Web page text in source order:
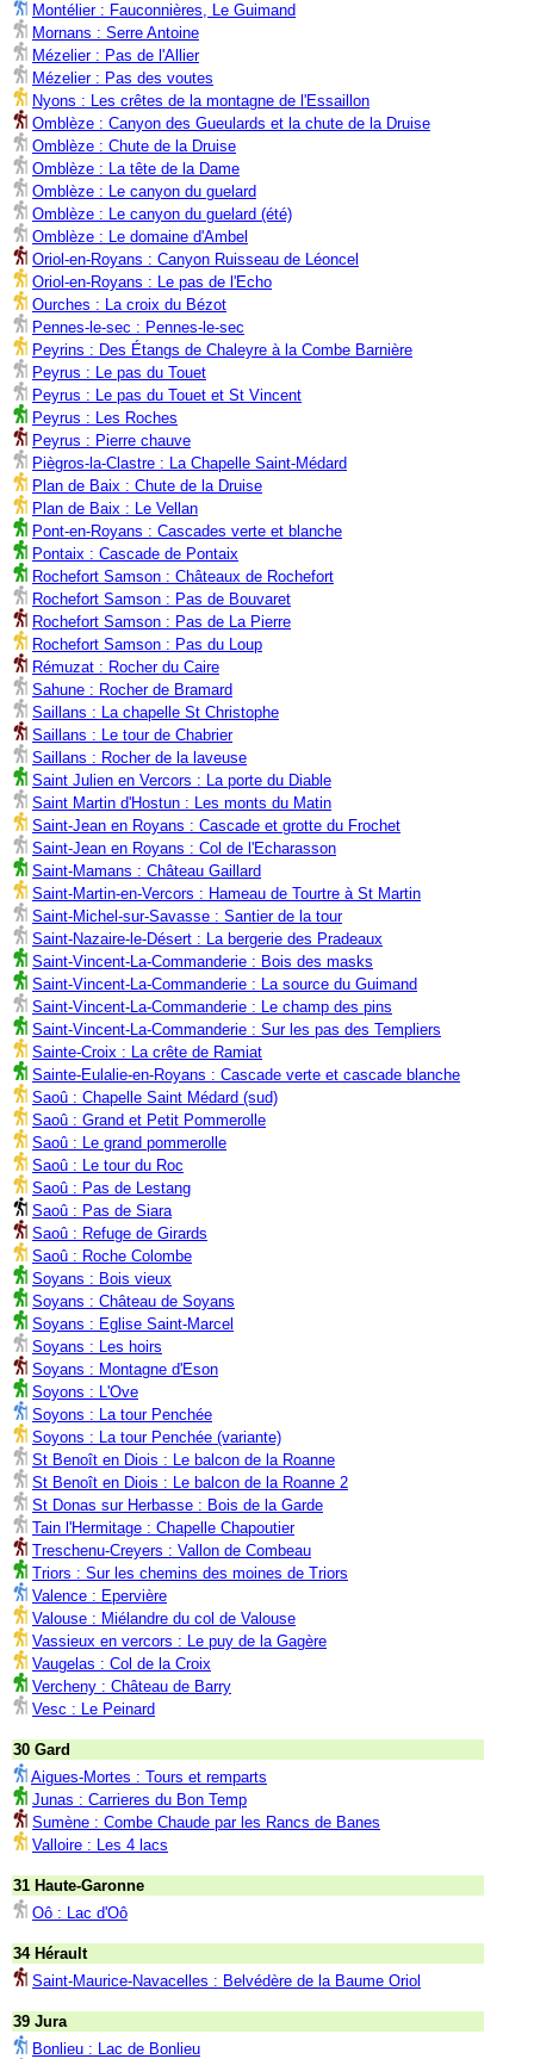
Montélier : Fauconnières, Le Guimand
Mornans : Serre Antoine
Mézelier : Pas de l'Allier
Mézelier : Pas des voutes
Nyons : Les crêtes de la montagne de l'Essaillon
Omblèze : Canyon des Gueulards et la chute de la Druise
Omblèze : Chute de la Druise
Omblèze : La tête de la Dame
Omblèze : Le canyon du guelard
Omblèze : Le canyon du guelard (été)
Omblèze : Le domaine d'Ambel
Oriol-en-Royans : Canyon Ruisseau de Léoncel
Oriol-en-Royans : Le pas de l'Echo
Ourches : La croix du Bézot
Pennes-le-sec : Pennes-le-sec
Peyrins : Des Étangs de Chaleyre à la Combe Barnière
Peyrus : Le pas du Touet
Peyrus : Le pas du Touet et St Vincent
Peyrus : Les Roches
Peyrus : Pierre chauve
Piègros-la-Clastre : La Chapelle Saint-Médard
Plan de Baix : Chute de la Druise
Plan de Baix : Le Vellan
Pont-en-Royans : Cascades verte et blanche
Pontaix : Cascade de Pontaix
Rochefort Samson : Châteaux de Rochefort
Rochefort Samson : Pas de Bouvaret
Rochefort Samson : Pas de La Pierre
Rochefort Samson : Pas du Loup
Rémuzat : Rocher du Caire
Sahune : Rocher de Bramard
Saillans : La chapelle St Christophe
Saillans : Le tour de Chabrier
Saillans : Rocher de la laveuse
Saint Julien en Vercors : La porte du Diable
Saint Martin d'Hostun : Les monts du Matin
Saint-Jean en Royans : Cascade et grotte du Frochet
Saint-Jean en Royans : Col de l'Echarasson
Saint-Mamans : Château Gaillard
Saint-Martin-en-Vercors : Hameau de Tourtre à St Martin
Saint-Michel-sur-Savasse : Santier de la tour
Saint-Nazaire-le-Désert : La bergerie des Pradeaux
Saint-Vincent-La-Commanderie : Bois des masks
Saint-Vincent-La-Commanderie : La source du Guimand
Saint-Vincent-La-Commanderie : Le champ des pins
Saint-Vincent-La-Commanderie : Sur les pas des Templiers
Sainte-Croix : La crête de Ramiat
Sainte-Eulalie-en-Royans : Cascade verte et cascade blanche
Saoû : Chapelle Saint Médard (sud)
Saoû : Grand et Petit Pommerolle
Saoû : Le grand pommerolle
Saoû : Le tour du Roc
Saoû : Pas de Lestang
Saoû : Pas de Siara
Saoû : Refuge de Girards
Saoû : Roche Colombe
Soyans : Bois vieux
Soyans : Château de Soyans
Soyans : Eglise Saint-Marcel
Soyans : Les hoirs
Soyans : Montagne d'Eson
Soyons : L'Ove
Soyons : La tour Penchée
Soyons : La tour Penchée (variante)
St Benoît en Diois : Le balcon de la Roanne
St Benoît en Diois : Le balcon de la Roanne 2
St Donas sur Herbasse : Bois de la Garde
Tain l'Hermitage : Chapelle Chapoutier
Treschenu-Creyers : Vallon de Combeau
Triors : Sur les chemins des moines de Triors
Valence : Epervière
Valouse : Miélandre du col de Valouse
Vassieux en vercors : Le puy de la Gagère
Vaugelas : Col de la Croix
Vercheny : Château de Barry
Vesc : Le Peinard
30 Gard
Aigues-Mortes : Tours et remparts
Junas : Carrieres du Bon Temp
Sumène : Combe Chaude par les Rancs de Banes
Valloire : Les 4 lacs
31 Haute-Garonne
Oô : Lac d'Oô
34 Hérault
Saint-Maurice-Navacelles : Belvédère de la Baume Oriol
39 Jura
Bonlieu : Lac de Bonlieu